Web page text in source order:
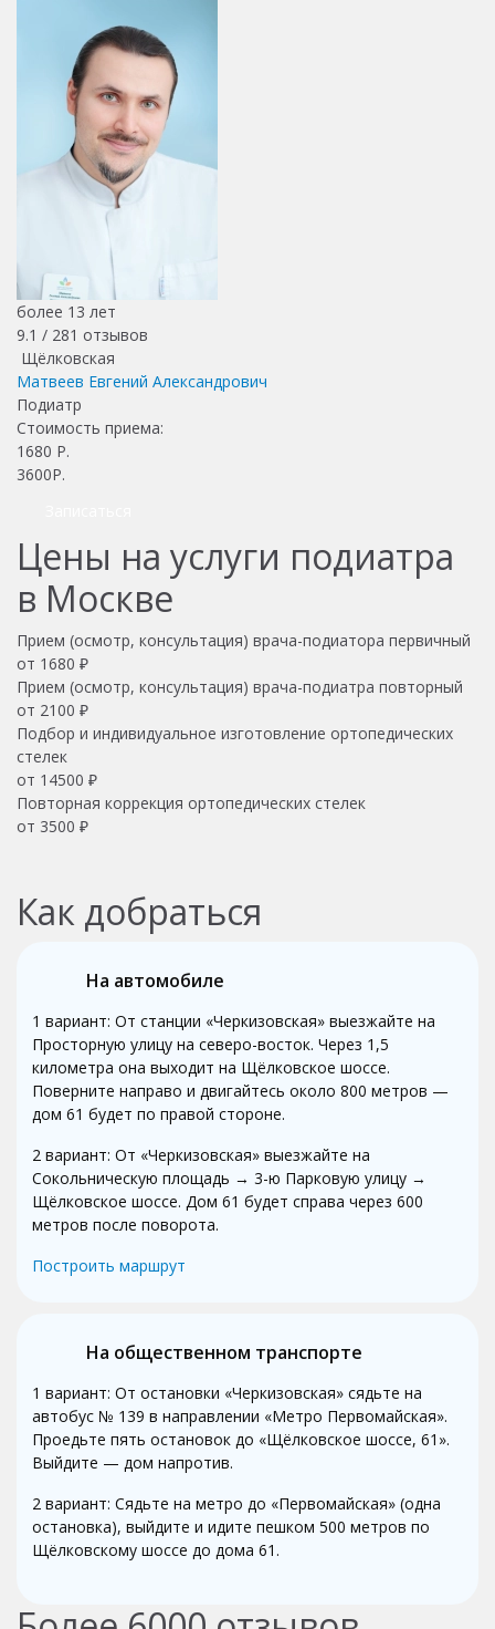
более 13 лет
9.1 / 281 отзывов
Щёлковская
Матвеев Евгений Александрович
Подиатр
Стоимость приема:
1680 Р.
3600Р.
Цены на услуги подиатра
в Москве
Прием (осмотр, консультация) врача-подиатора первичный
от 1680 ₽
Прием (осмотр, консультация) врача-подиатра повторный
от 2100 ₽
Подбор и индивидуальное изготовление ортопедических
стелек
от 14500 ₽
Повторная коррекция ортопедических стелек
от 3500 ₽
Как добраться
На автомобиле
1 вариант: От станции «Черкизовская» выезжайте на
Просторную улицу на северо-восток. Через 1,5
километра она выходит на Щёлковское шоссе.
Поверните направо и двигайтесь около 800 метров —
дом 61 будет по правой стороне.
2 вариант: От «Черкизовская» выезжайте на
Сокольническую площадь → 3-ю Парковую улицу →
Щёлковское шоссе. Дом 61 будет справа через 600
метров после поворота.
Построить маршрут
На общественном транспорте
1 вариант: От остановки «Черкизовская» сядьте на
автобус № 139 в направлении «Метро Первомайская».
Проедьте пять остановок до «Щёлковское шоссе, 61».
Выйдите — дом напротив.
2 вариант: Сядьте на метро до «Первомайская» (одна
остановка), выйдите и идите пешком 500 метров по
Щёлковскому шоссе до дома 61.